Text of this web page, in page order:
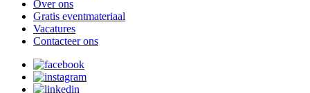
Over ons
Gratis eventmateriaal
Vacatures
Contacteer ons